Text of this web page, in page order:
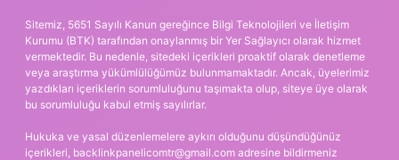
Sitemiz, 5651 Sayılı Kanun gereğince Bilgi Teknolojileri ve İletişim
Kurumu (BTK) tarafından onaylanmış bir Yer Sağlayıcı olarak hizmet
vermektedir. Bu nedenle, sitedeki içerikleri proaktif olarak denetleme
veya araştırma yükümlülüğümüz bulunmamaktadır. Ancak, üyelerimiz
yazdıkları içeriklerin sorumluluğunu taşımakta olup, siteye üye olarak
bu sorumluluğu kabul etmiş sayılırlar.
Hukuka ve yasal düzenlemelere aykırı olduğunu düşündüğünüz
içerikleri, backlinkpanelicomtr@gmail.com adresine bildirmeniz